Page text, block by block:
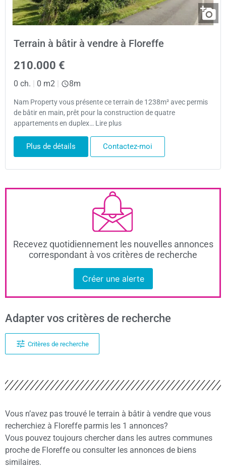
Terrain à bâtir à vendre à Floreffe
210.000 €
0 ch. | 0 m2 | 8m
Nam Property vous présente ce terrain de 1238m² avec permis
de bâtir en main, prêt pour la construction de quatre
appartements en duplex… Lire plus
Plus de détails Contactez-moi
Recevez quotidiennement les nouvelles annonces
correspondant à vos critères de recherche
Créer une alerte
Adapter vos critères de recherche
Critères de recherche
Vous n’avez pas trouvé le terrain à bâtir à vendre que vous
recherchiez à Floreffe parmis les 1 annonces?
Vous pouvez toujours chercher dans les autres communes
proche de Floreffe ou consulter les annonces de biens
similaires.